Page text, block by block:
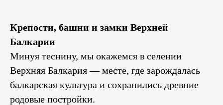
Крепости, башни и замки Верхней
Балкарии
Минуя теснину, мы окажемся в селении
Верхняя Балкария — месте, где зарождалась
балкарская культура и сохранились древние
родовые постройки.